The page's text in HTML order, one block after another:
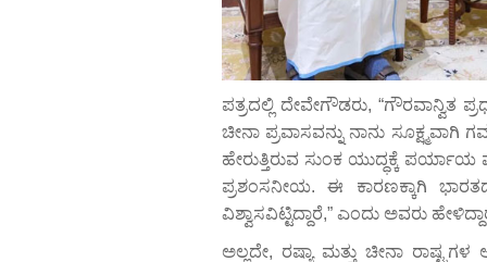
ಪತ್ರದಲ್ಲಿ ದೇವೇಗೌಡರು, “ಗೌರವಾನ್ವಿತ
ಚೀನಾ ಪ್ರವಾಸವನ್ನು ನಾನು
ಹೇರುತ್ತಿರುವ ಸುಂಕ ಯುದ್ಧಕ್ಕೆ ಪರ್ಯಾಯ
ಪ್ರಶಂಸನೀಯ. ಈ ಕಾರಣಕ್ಕಾಗಿ
ವಿಶ್ವಾಸವಿಟ್ಟಿದ್ದಾರೆ,” ಎಂದು ಅವರು
ಅಲ್ಲದೇ, ರಷ್ಯಾ ಮತ್ತು ಚೀನಾ